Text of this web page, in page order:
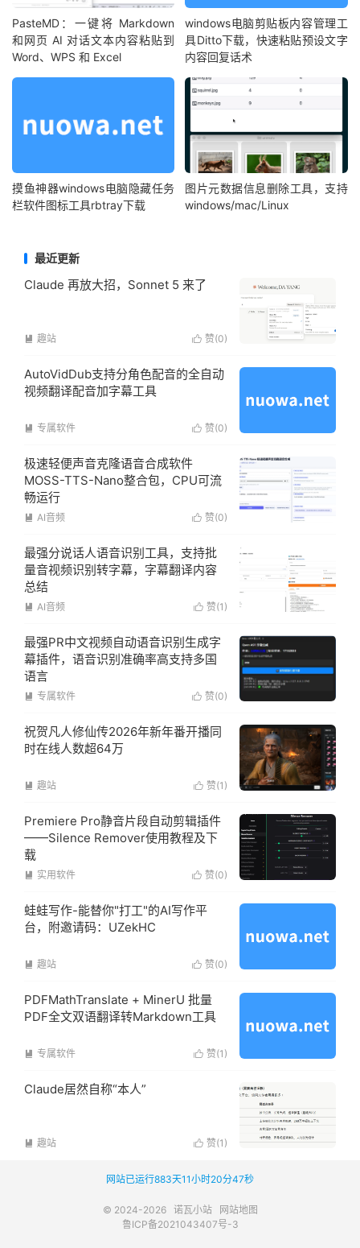
PasteMD：一键将 Markdown
和网页 AI 对话文本内容粘贴到
Word、WPS 和 Excel
windows电脑剪贴板内容管理工
具Ditto下载，快速粘贴预设文字
内容回复话术
摸鱼神器windows电脑隐藏任务
栏软件图标工具rbtray下载
图片元数据信息删除工具，支持
windows/mac/Linux
最近更新
Claude 再放大招，Sonnet 5 来了
 赞(0)
 趣站
AutoVidDub支持分角色配音的全自动
视频翻译配音加字幕工具
 赞(0)
 专属软件
极速轻便声音克隆语音合成软件
MOSS-TTS-Nano整合包，CPU可流
畅运行
 赞(0)
 AI音频
最强分说话人语音识别工具，支持批
量音视频识别转字幕，字幕翻译内容
总结
 赞(1 )
 AI音频
最强PR中文视频自动语音识别生成字
幕插件，语音识别准确率高支持多国
语言
 赞(0)
 专属软件
祝贺凡人修仙传2026年新年番开播同
时在线人数超64万
 赞(1 )
 趣站
Premiere Pro静音片段自动剪辑插件
——Silence Remover使用教程及下
载
 赞(0)
 实用软件
蛙蛙写作-能替你"打工"的AI写作平
台，附邀请码：UZekHC
 赞(0)
 趣站
PDFMathTranslate + MinerU 批量
PDF全文双语翻译转Markdown工具
 赞(1 )
 专属软件
Claude居然自称“本人”
 赞(1 )
 趣站
网站已运行883天11小时20分47秒
© 2024-2026 诺瓦小站
网站地图
鲁ICP备2021043407号-3